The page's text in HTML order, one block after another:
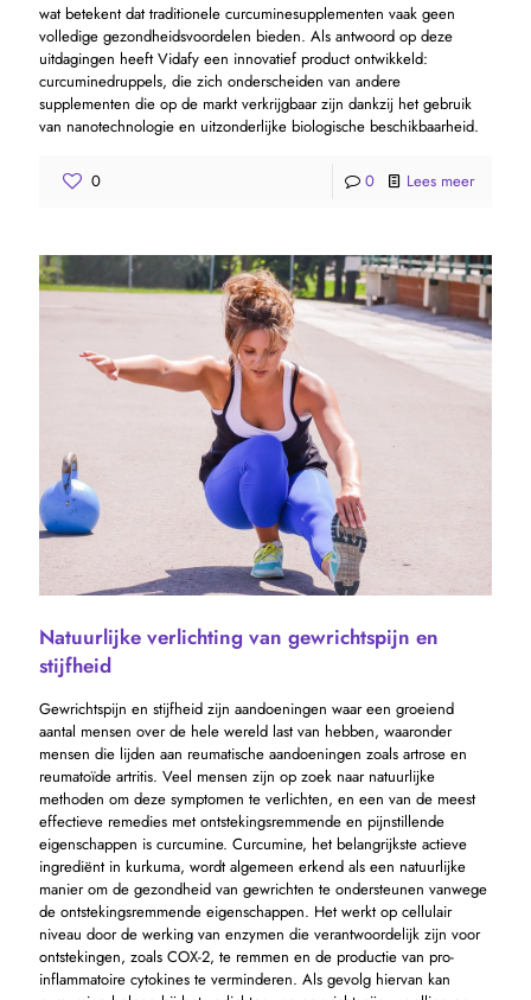
wat betekent dat traditionele curcuminesupplementen vaak geen
volledige gezondheidsvoordelen bieden. Als antwoord op deze
uitdagingen heeft Vidafy een innovatief product ontwikkeld:
curcuminedruppels, die zich onderscheiden van andere
supplementen die op de markt verkrijgbaar zijn dankzij het gebruik
van nanotechnologie en uitzonderlijke biologische beschikbaarheid.
0 0 Lees meer
Natuurlijke verlichting van gewrichtspijn en
stijfheid
Gewrichtspijn en stijfheid zijn aandoeningen waar een groeiend
aantal mensen over de hele wereld last van hebben, waaronder
mensen die lijden aan reumatische aandoeningen zoals artrose en
reumatoïde artritis. Veel mensen zijn op zoek naar natuurlijke
methoden om deze symptomen te verlichten, en een van de meest
effectieve remedies met ontstekingsremmende en pijnstillende
eigenschappen is curcumine. Curcumine, het belangrijkste actieve
ingrediënt in kurkuma, wordt algemeen erkend als een natuurlijke
manier om de gezondheid van gewrichten te ondersteunen vanwege
de ontstekingsremmende eigenschappen. Het werkt op cellulair
niveau door de werking van enzymen die verantwoordelijk zijn voor
ontstekingen, zoals COX-2, te remmen en de productie van pro-
inflammatoire cytokines te verminderen. Als gevolg hiervan kan